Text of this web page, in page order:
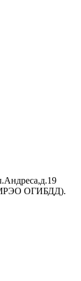
МРЭО ОГИБДД).